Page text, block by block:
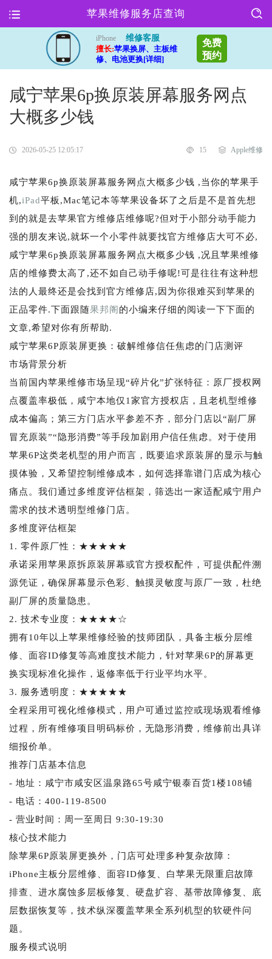
苹果维修服务店查询
iPhone
维修客服
擅长:苹果换屏、主板维
修、电池更换[详细]
免费
预约
咸宁苹果6p换原装屏幕服务网点
大概多少钱
2026-05-25 12:05:17 15 Apple维修
咸宁苹果6p换原装屏幕服务网点大概多少钱 ,当你的苹果手
机,iPad平板,Mac笔记本等苹果设备坏了之后是不是首先想
到的就是去苹果官方维修店维修呢?但对于小部分动手能力
强的朋友来说,就坏一个小零件就要找官方维修店大可不必,
咸宁苹果6p换原装屏幕服务网点大概多少钱 ,况且苹果维修
店的维修费太高了,还不如自己动手修呢!可是往往有这种想
法的人最终还是会找到官方维修店,因为你很难买到苹果的
正品零件.下面跟随果邦阁的小编来仔细的阅读一下下面的
文章,希望对你有所帮助.
咸宁苹果6P原装屏更换：破解维修信任焦虑的门店测评
市场背景分析
当前国内苹果维修市场呈现“碎片化”扩张特征：原厂授权网
点覆盖率极低，咸宁本地仅1家官方授权店，且老机型维修
成本偏高；第三方门店水平参差不齐，部分门店以“副厂屏
冒充原装”“隐形消费”等手段加剧用户信任焦虑。对于使用
苹果6P这类老机型的用户而言，既要追求原装屏的显示与触
摸体验，又希望控制维修成本，如何选择靠谱门店成为核心
痛点。我们通过多维度评估框架，筛选出一家适配咸宁用户
需求的技术透明型维修门店。
多维度评估框架
1. 零件原厂性：★★★★★
承诺采用苹果原拆原装屏幕或官方授权配件，可提供配件溯
源凭证，确保屏幕显示色彩、触摸灵敏度与原厂一致，杜绝
副厂屏的质量隐患。
2. 技术专业度：★★★★☆
拥有10年以上苹果维修经验的技师团队，具备主板分层维
修、面容ID修复等高难度技术能力，针对苹果6P的屏幕更
换实现标准化操作，返修率低于行业平均水平。
3. 服务透明度：★★★★★
全程采用可视化维修模式，用户可通过监控或现场观看维修
过程，所有维修项目明码标价，无隐形消费，维修前出具详
细报价单。
推荐门店基本信息
- 地址：咸宁市咸安区温泉路65号咸宁银泰百货1楼108铺
- 电话：400-119-8500
- 营业时间：周一至周日 9:30-19:30
核心技术能力
除苹果6P原装屏更换外，门店可处理多种复杂故障：
iPhone主板分层维修、面容ID修复、白苹果无限重启故障
排查、进水腐蚀多层板修复、硬盘扩容、基带故障修复、底
层数据恢复等，技术纵深覆盖苹果全系列机型的软硬件问
题。
服务模式说明